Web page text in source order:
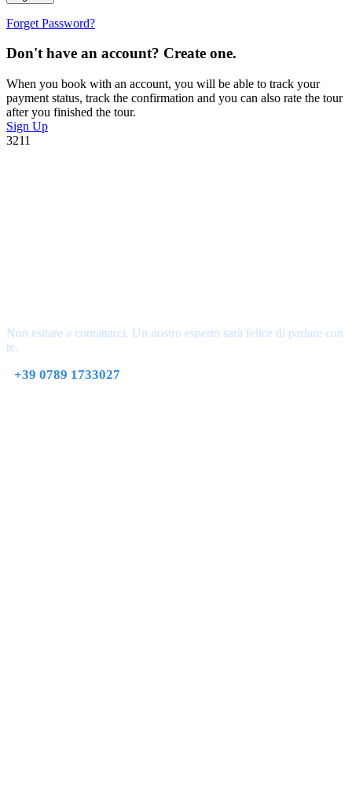
Forget Password?
Don't have an account? Create one.
When you book with an account, you will be able to track your
payment status, track the confirmation and you can also rate the tour
after you finished the tour.
Sign Up
3211
Non esitare a contattarci. Un nostro esperto sarà felice di parlare con
te.
+39 0789 1733027